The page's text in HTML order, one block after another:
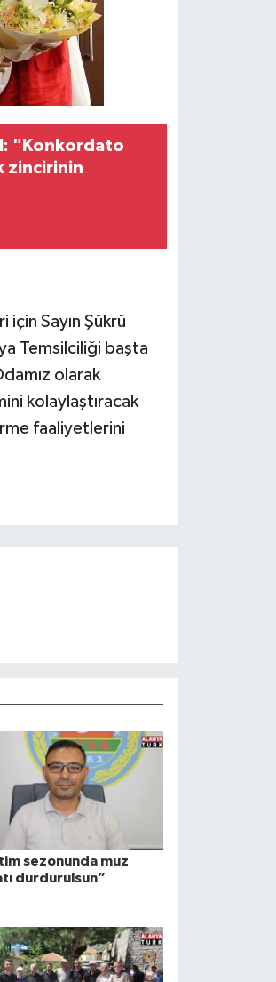
"Konkordato
zincirinin
için Sayın Şükrü
Temsilciliği başta
olarak
kolaylaştıracak
faaliyetlerini
sezonunda muz
durdurulsun”